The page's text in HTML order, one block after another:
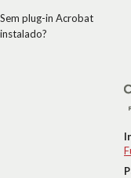
Sem plug-in Acrobat
instalado?